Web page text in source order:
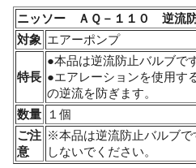
ニッソー ＡＱ－１１０ 逆流
対象 エアーポンプ
特長
●本品は逆流防止バルブで
●エアレーションを使用す
の逆流を防ぎます。
数量
１個
ご注
意
※本品は逆流防止バルブで
しないでください。